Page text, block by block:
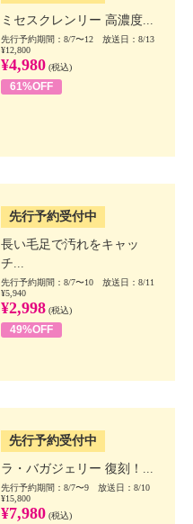
ミセスクレンリー 高濃度...
先行予約期間：8/7〜12 放送日：8/13
¥12,800
¥4,980 (税込)
61%OFF
先行予約受付中
長い毛足で汚れをキャッ
チ...
先行予約期間：8/7〜10 放送日：8/11
¥5,940
¥2,998 (税込)
49%OFF
先行予約受付中
ラ・バガジェリー 復刻！...
先行予約期間：8/7〜9 放送日：8/10
¥15,800
¥7,980 (税込)